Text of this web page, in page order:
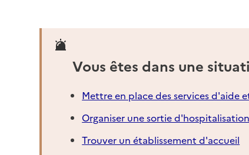
Vous êtes dans une
Mettre en place des services d'aide
Organiser une sortie d'hospitalisation
Trouver un établissement d'accueil